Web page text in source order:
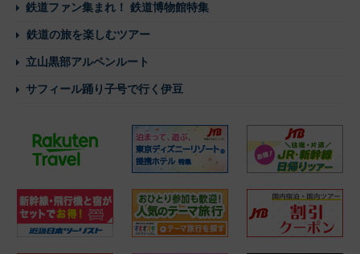
鉄道ファン集まれ！ 鉄道博物館特集
鉄道の旅を楽しむツアー
立山黒部アルペンルート
サフィール踊り子号で行く伊豆